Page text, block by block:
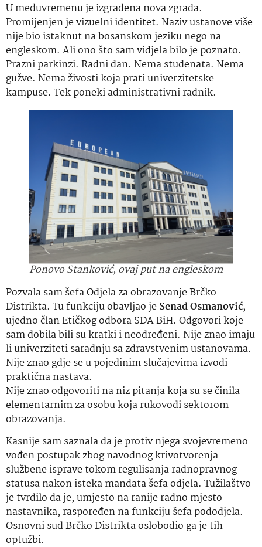
U međuvremenu je izgrađena nova zgrada.
Promijenjen je vizuelni identitet. Naziv ustanove više
nije bio istaknut na bosanskom jeziku nego na
engleskom. Ali ono što sam vidjela bilo je poznato.
Prazni parkinzi. Radni dan. Nema studenata. Nema
gužve. Nema živosti koja prati univerzitetske
kampuse. Tek poneki administrativni radnik.
Ponovo Stanković, ovaj put na engleskom
Pozvala sam šefa Odjela za obrazovanje Brčko
Distrikta. Tu funkciju obavljao jeSenad Osmanović,
ujedno član Etičkog odbora SDA BiH. Odgovori koje
sam dobila bili su kratki i neodređeni. Nije znao imaju
li univerziteti saradnju sa zdravstvenim ustanovama.
Nije znao gdje se u pojedinim slučajevima izvodi
praktična nastava.
Nije znao odgovoriti na niz pitanja koja su se činila
elementarnim za osobu koja rukovodi sektorom
obrazovanja.
Kasnije sam saznala da je protiv njega svojevremeno
vođen postupak zbog navodnog krivotvorenja
službene isprave tokom regulisanja radnopravnog
statusa nakon isteka mandata šefa odjela. Tužilaštvo
je tvrdilo da je, umjesto na ranije radno mjesto
nastavnika, raspoređen na funkciju šefa pododjela.
Osnovni sud Brčko Distrikta oslobodio ga je tih
optužbi.